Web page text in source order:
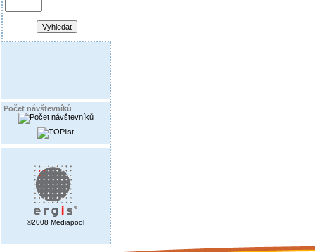
Počet návštevníků
©2008 Mediapool